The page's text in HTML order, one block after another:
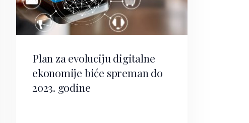
Plan za evoluciju digitalne
ekonomije biće spreman do
2023. godine